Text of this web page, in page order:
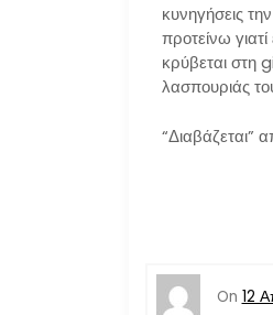
κυνηγήσεις
προτείνω
κρύβεται στη
λασπουριάς
“Διαβάζεται”
On 12